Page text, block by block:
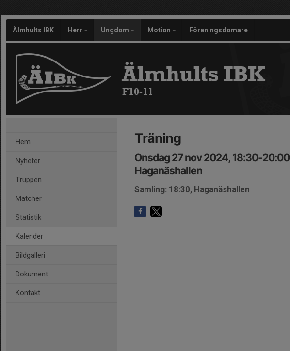
Älmhults IBK Herr Ungdom Motion Föreningsdomare
Älmhults IBK
F10-11
Hem
Nyheter
Truppen
Matcher
Statistik
Kalender
Bildgalleri
Dokument
Kontakt
Träning
Onsdag 27 nov 2024, 18:30-20:00
Haganäshallen
Samling: 18:30, Haganäshallen